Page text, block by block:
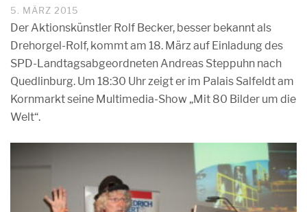
5. MÄRZ 2015
Der Aktionskünstler Rolf Becker, besser bekannt als
Drehorgel-Rolf, kommt am 18. März auf Einladung des
SPD-Landtagsabgeordneten Andreas Steppuhn nach
Quedlinburg. Um 18:30 Uhr zeigt er im Palais Salfeldt am
Kornmarkt seine Multimedia-Show „Mit 80 Bilder um die
Welt“.